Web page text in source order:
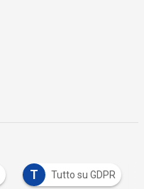
T Tutto su GDPR